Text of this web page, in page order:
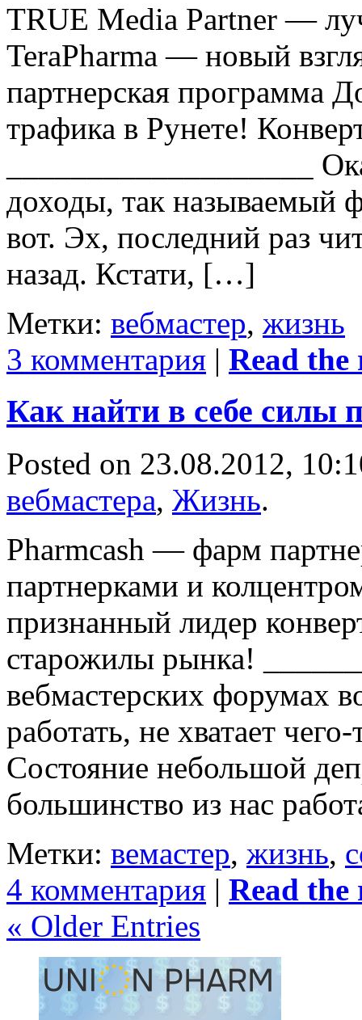
TRUE Media Partner —
TeraPharma — новый
партнерская программа
трафика в Рунете!
___________________
доходы, так называемый
вот. Эх, последний раз
назад. Кстати, […]
Метки: вебмастер, жизнь
3 комментария | Read the
Как найти в себе силы
Posted on 23.08.2012,
вебмастера, Жизнь.
Pharmcash — фарм
партнерками и
признанный лидер
старожилы рынка!
вебмастерских форумах
работать, не хватает
Состояние небольшой
большинство из нас
Метки: вемастер, жизнь,
4 комментария | Read the
« Older Entries